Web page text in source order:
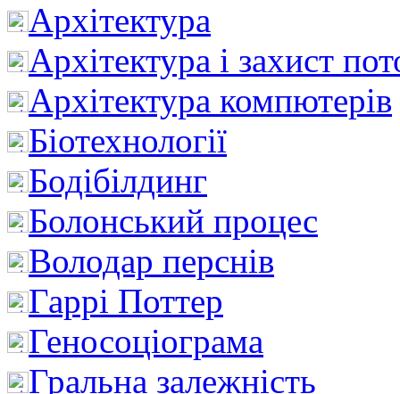
Архітектура
Архітектура і захист
Архітектура компютерів
Біотехнології
Бодібілдинг
Болонський процес
Володар перснів
Гаррі Поттер
Геносоціограма
Гральна залежність